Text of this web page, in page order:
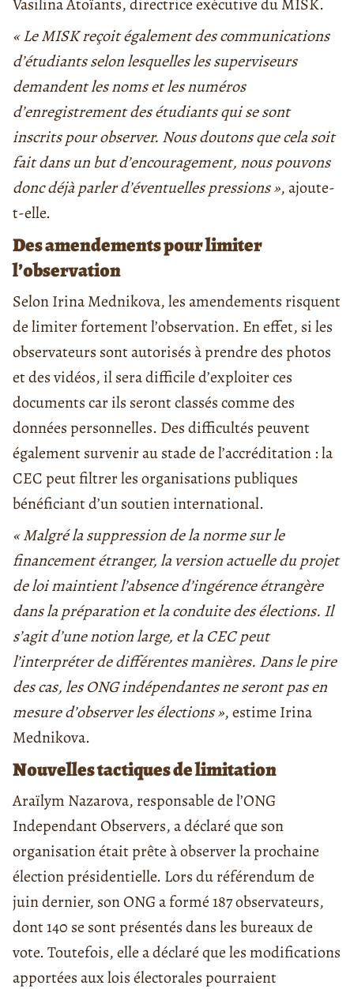
« Le MISK reçoit également des communications
d’étudiants selon lesquelles les superviseurs
demandent les noms et les numéros
d’enregistrement des étudiants qui se sont
inscrits pour observer. Nous doutons que cela soit
fait dans un but d’encouragement, nous pouvons
donc déjà parler d’éventuelles pressions », ajoute-
t-elle.
Des amendements pour limiter
l’observation
Selon Irina Mednikova, les amendements risquent
de limiter fortement l’observation. En effet, si les
observateurs sont autorisés à prendre des photos
et des vidéos, il sera difficile d’exploiter ces
documents car ils seront classés comme des
données personnelles. Des difficultés peuvent
également survenir au stade de l’accréditation : la
CEC peut filtrer les organisations publiques
bénéficiant d’un soutien international.
« Malgré la suppression de la norme sur le
financement étranger, la version actuelle du projet
de loi maintient l’absence d’ingérence étrangère
dans la préparation et la conduite des élections. Il
s’agit d’une notion large, et la CEC peut
l’interpréter de différentes manières. Dans le pire
des cas, les ONG indépendantes ne seront pas en
mesure d’observer les élections », estime Irina
Mednikova.
Nouvelles tactiques de limitation
Araïlym Nazarova, responsable de l’ONG
Independant Observers, a déclaré que son
organisation était prête à observer la prochaine
élection présidentielle. Lors du référendum de
juin dernier, son ONG a formé 187 observateurs,
dont 140 se sont présentés dans les bureaux de
vote. Toutefois, elle a déclaré que les modifications
apportées aux lois électorales pourraient